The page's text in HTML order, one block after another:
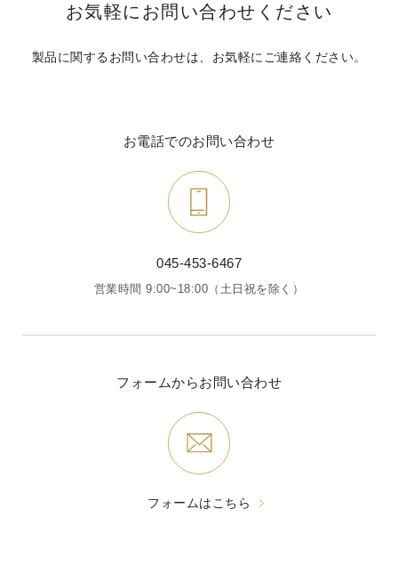
お気軽にお問い合わせください
製品に関するお問い合わせは、お気軽にご連絡ください。
お電話でのお問い合わせ
045-453-6467
営業時間 9:00~18:00（土日祝を除く）
フォームからお問い合わせ
フォームはこちら